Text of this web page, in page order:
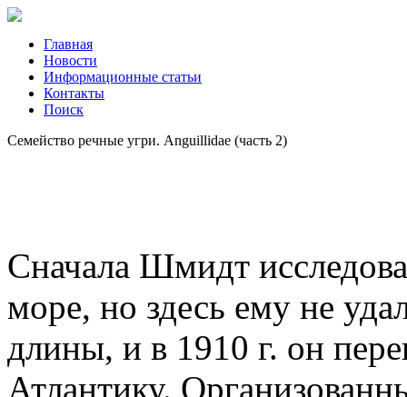
Главная
Новости
Информационные статьи
Контакты
Поиск
Семейство речные угри. Anguillidae (часть 2)
Сначала Шмидт
море, но здесь ему не
длины, и в 1910 г. он
Атлантику.